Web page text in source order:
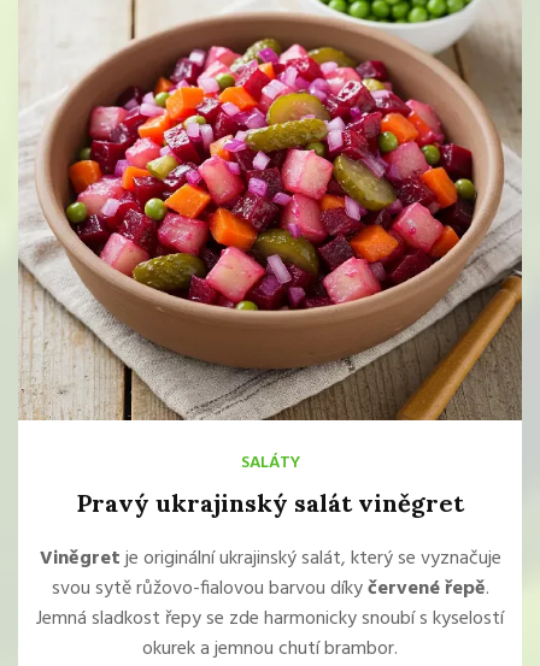
SALÁTY
Pravý ukrajinský salát viněgret
Viněgretje originální ukrajinský salát, který se vyznačuje
svou sytě růžovo-fialovou barvou díkyčervené řepě.
Jemná sladkost řepy se zde harmonicky snoubí s kyselostí
okurek a jemnou chutí brambor.